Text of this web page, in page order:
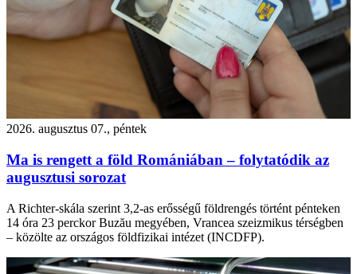
2026. augusztus 07., péntek
Ma is rengett a föld Romániában – folytatódik az
augusztusi sorozat
A Richter-skála szerint 3,2-as erősségű földrengés történt pénteken
14 óra 23 perckor Buzău megyében, Vrancea szeizmikus térségben
– közölte az országos földfizikai intézet (INCDFP).